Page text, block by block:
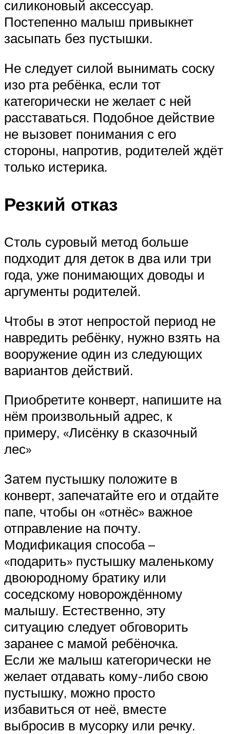
силиконовый аксессуар.
Постепенно малыш привыкнет
засыпать без пустышки.
Не следует силой вынимать соску
изо рта ребёнка, если тот
категорически не желает с ней
расставаться. Подобное действие
не вызовет понимания с его
стороны, напротив, родителей ждёт
только истерика.
Резкий отказ
Столь суровый метод больше
подходит для деток в два или три
года, уже понимающих доводы и
аргументы родителей.
Чтобы в этот непростой период не
навредить ребёнку, нужно взять на
вооружение один из следующих
вариантов действий.
Приобретите конверт, напишите на
нём произвольный адрес, к
примеру, «Лисёнку в сказочный
лес»
Затем пустышку положите в
конверт, запечатайте его и отдайте
папе, чтобы он «отнёс» важное
отправление на почту.
Модификация способа –
«подарить» пустышку маленькому
двоюродному братику или
соседскому новорождённому
малышу. Естественно, эту
ситуацию следует обговорить
заранее с мамой ребёночка.
Если же малыш категорически не
желает отдавать кому-либо свою
пустышку, можно просто
избавиться от неё, вместе
выбросив в мусорку или речку.